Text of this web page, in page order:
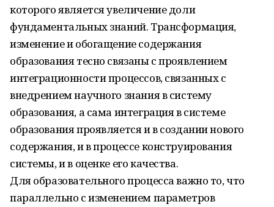
которого является увеличение доли
фундаментальных знаний. Трансформация,
изменение и обогащение содержания
образования тесно связаны с проявлением
интеграционности процессов, связанных с
внедрением научного знания в систему
образования, а сама интеграция в системе
образования проявляется и в создании нового
содержания, и в процессе конструирования
системы, и в оценке его качества.
Для образовательного процесса важно то, что
параллельно с изменением параметров